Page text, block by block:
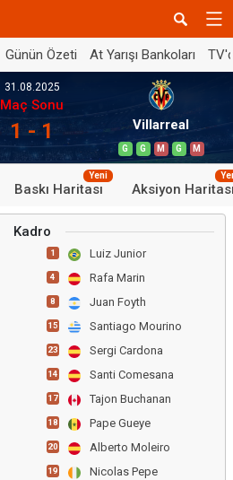
Günün Özeti At Yarışı Bankoları
31.08.2025
Maç Sonu
1 - 1 Villarreal
G G M G M
Baskı Haritası
Yeni
Aksiyon
Kadro
1 Luiz Junior
4 Rafa Marin
8 Juan Foyth
15 Santiago Mourino
23 Sergi Cardona
14 Santi Comesana
17 Tajon Buchanan
18 Pape Gueye
20 Alberto Moleiro
19 Nicolas Pepe